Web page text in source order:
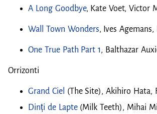
A Long Goodbye, Kate Voet, Victor
Wall Town Wonders, Ives Agemans,
One True Path Part 1, Balthazar
Orrizonti
Grand Ciel (The Site), Akihiro Hata,
Dinți de Lapte(Milk Teeth), Mihai